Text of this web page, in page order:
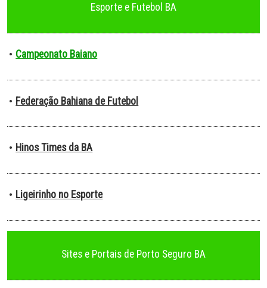
Esporte e Futebol BA
• Campeonato Baiano
• Federação Bahiana de Futebol
• Hinos Times da BA
• Ligeirinho no Esporte
Sites e Portais de Porto Seguro BA